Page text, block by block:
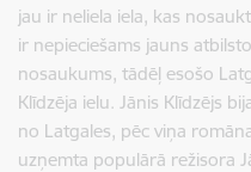
jau ir neliela iela, kas
ir nepieciešams jauns
nosaukums, tādēļ esošo
Klīdzēja ielu. Jānis Klīdzējs
no Latgales, pēc viņa
uzņemta populārā režisora